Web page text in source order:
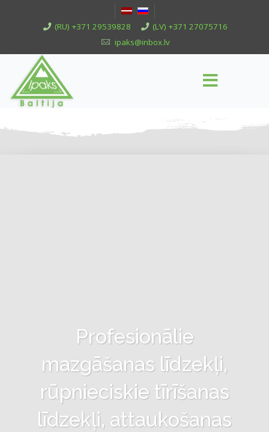
(RU) +371 29539828
(LV) +371 27075716
ipaks@inbox.lv
Profesionālie
mazgāšanas līdzekļi,
rūpnieciskie tīrīšanas
līdzekļi, attaukošanas